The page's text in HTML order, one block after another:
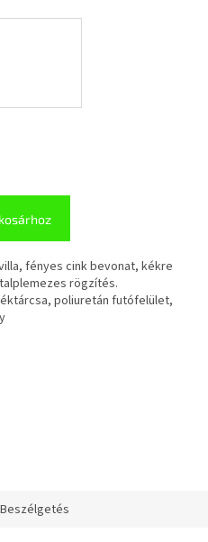
fényes cink bevonat, kékre
rögzítés.
poliuretán futófelület,
Beszélgetés